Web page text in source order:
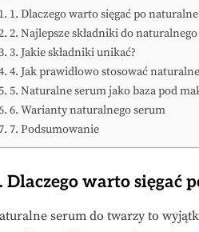
1. Dlaczego warto sięgać po
2. Najlepsze składniki do
3. Jakie składniki unikać?
4. Jak prawidłowo stosować
5. Naturalne serum jako baza pod
6. Warianty naturalnego serum
7. Podsumowanie
Dlaczego warto sięgać
serum do twarzy to